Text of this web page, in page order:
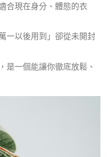
合現在身分、體態的衣
一以後用到」卻從未開封
是一個能讓你徹底放鬆、